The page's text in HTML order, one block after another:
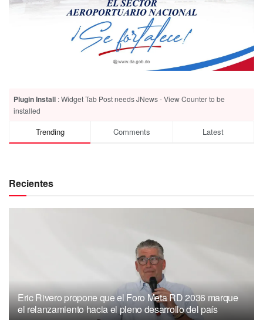
Plugin Install : Widget Tab Post needs JNews - View Counter to be
installed
Trending Comments Latest
Recientes
Eric Rivero propone que el Foro Meta RD 2036 marque
el relanzamiento hacia el pleno desarrollo del país